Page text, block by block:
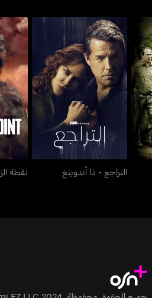
التراجع - ذا أندوينغ
التراجع - ذا أندوينغ
نقطة
نقطة